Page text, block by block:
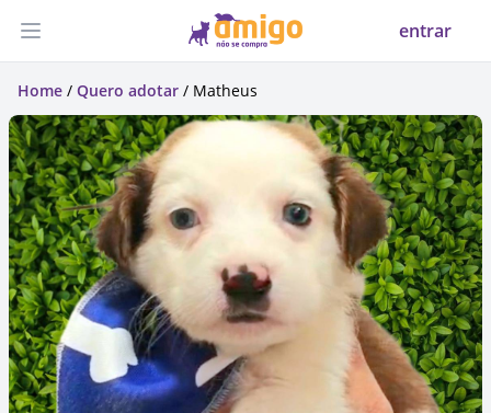
Abrir menu entrar
Home / Quero adotar / Matheus